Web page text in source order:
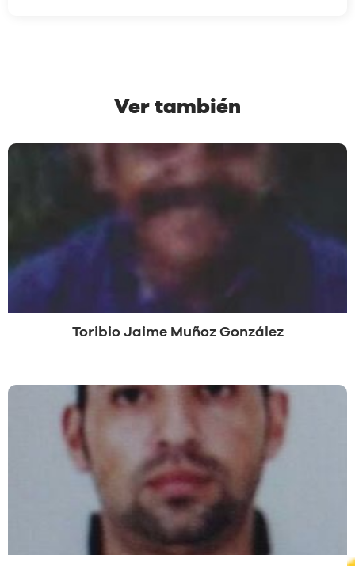
Ver también
Toribio Jaime Muñoz González